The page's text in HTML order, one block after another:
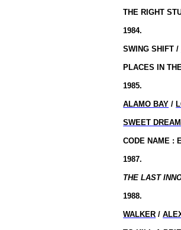
THE RIGHT
1984.
SWING SHIFT /
PLACES IN
1985.
ALAMO BAY /
SWEET
CODE NAME :
1987.
THE LAST
1988.
WALKER /